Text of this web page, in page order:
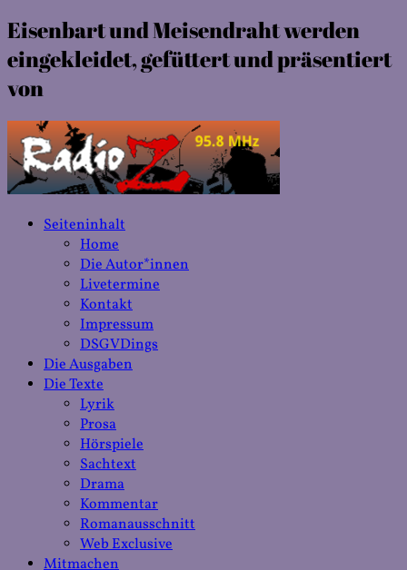
Eisenbart und Meisendraht werden
eingekleidet, gefüttert und präsentiert
von
Seiteninhalt
Home
Die Autor*innen
Livetermine
Kontakt
Impressum
DSGVDings
Die Ausgaben
Die Texte
Lyrik
Prosa
Hörspiele
Sachtext
Drama
Kommentar
Romanausschnitt
Web Exclusive
Mitmachen